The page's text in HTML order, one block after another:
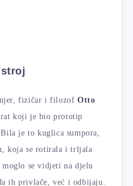
fizičar i filozof Otto
koji je bio prototip
je to kuglica sumpora,
koja se rotirala i trljala
se vidjeti na djelu
ih privlače, već i odbijaju.